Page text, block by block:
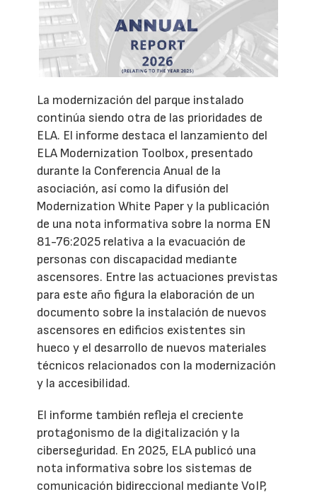
La modernización del parque instalado
continúa siendo otra de las prioridades de
ELA. El informe destaca el lanzamiento del
ELA Modernization Toolbox, presentado
durante la Conferencia Anual de la
asociación, así como la difusión del
Modernization White Paper y la publicación
de una nota informativa sobre la norma EN
81-76:2025 relativa a la evacuación de
personas con discapacidad mediante
ascensores. Entre las actuaciones previstas
para este año figura la elaboración de un
documento sobre la instalación de nuevos
ascensores en edificios existentes sin
hueco y el desarrollo de nuevos materiales
técnicos relacionados con la modernización
y la accesibilidad.
El informe también refleja el creciente
protagonismo de la digitalización y la
ciberseguridad. En 2025, ELA publicó una
nota informativa sobre los sistemas de
comunicación bidireccional mediante VoIP,